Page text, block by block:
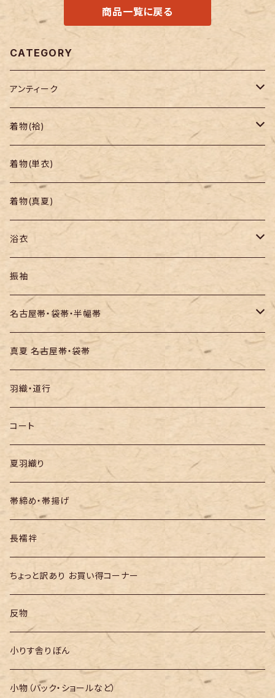
商品一覧に戻る
CATEGORY
アンティーク
着物
帯
羽織り・道行
着物(袷)
小紋
色無地・江戸小紋
紬
訪問着・付下
お召し
着物(単衣)
着物(真夏)
浴衣
セオα・ポリ
木綿・綿麻
絞りの浴衣
振袖
名古屋帯・袋帯・半幅帯
名古屋帯
袋帯
半幅帯
真夏 名古屋帯・袋帯
羽織・道行
コート
夏羽織り
帯締め・帯揚げ
長襦袢
ちょっと訳あり お買い得コーナー
反物
小りす舎りぼん
小物（バック・ショールなど）